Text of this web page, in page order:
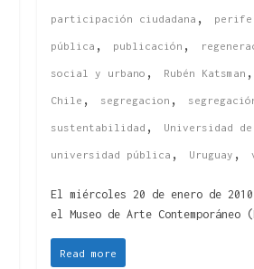
participación ciudadana ,
pública , publicación ,
social y urbano , Rubén Katsman
Chile , segregacion ,
sustentabilidad , Universidad
universidad pública , Uruguay ,
El miércoles 20 de enero de
el Museo de Arte Contemporáneo
Read more